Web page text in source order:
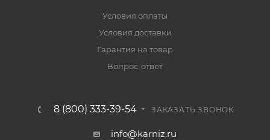
Условия оплаты
Условия доставки
Гарантия на товар
Вопрос-ответ
8 (800) 333-39-54 ЗАКАЗАТЬ ЗВОНОК
info@karniz.ru